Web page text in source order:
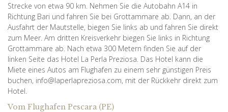
Strecke von etwa 90 km. Nehmen Sie die Autobahn A14 in
Richtung Bari und fahren Sie bei Grottammare ab. Dann, an der
Ausfahrt der Mautstelle, biegen Sie links ab und fahren Sie direkt
zum Meer. Am dritten Kreisverkehr biegen Sie links in Richtung
Grottammare ab. Nach etwa 300 Metern finden Sie auf der
linken Seite das Hotel La Perla Preziosa. Das Hotel kann die
Miete eines Autos am Flughafen zu einem sehr günstigen Preis
buchen, info@laperlapreziosa.com, mit der Rückkehr direkt zum
Hotel.
Vom Flughafen Pescara (PE)